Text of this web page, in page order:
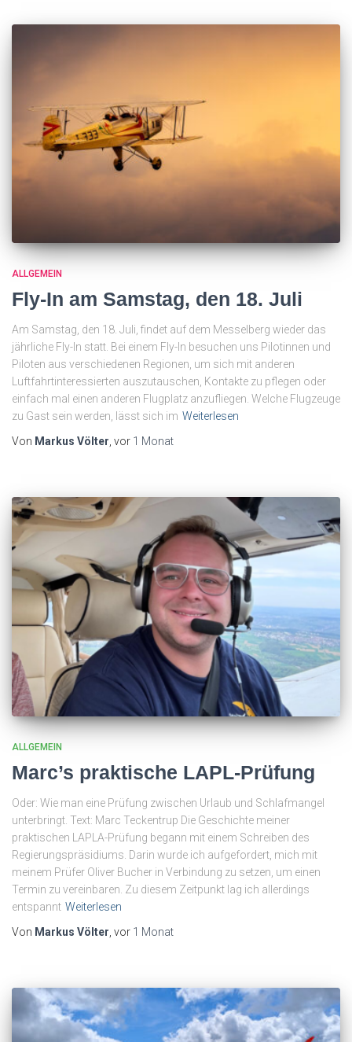
ALLGEMEIN
Fly-In am Samstag, den 18. Juli
Am Samstag, den 18. Juli, findet auf dem Messelberg wieder das
jährliche Fly-In statt. Bei einem Fly-In besuchen uns Pilotinnen und
Piloten aus verschiedenen Regionen, um sich mit anderen
Luftfahrtinteressierten auszutauschen, Kontakte zu pflegen oder
einfach mal einen anderen Flugplatz anzufliegen. Welche Flugzeuge
zu Gast sein werden, lässt sich im Weiterlesen
Von Markus Völter, vor 1 Monat
ALLGEMEIN
Marc’s praktische LAPL-Prüfung
Oder: Wie man eine Prüfung zwischen Urlaub und Schlafmangel
unterbringt. Text: Marc Teckentrup Die Geschichte meiner
praktischen LAPLA-Prüfung begann mit einem Schreiben des
Regierungspräsidiums. Darin wurde ich aufgefordert, mich mit
meinem Prüfer Oliver Bucher in Verbindung zu setzen, um einen
Termin zu vereinbaren. Zu diesem Zeitpunkt lag ich allerdings
entspannt Weiterlesen
Von Markus Völter , vor 1 Monat